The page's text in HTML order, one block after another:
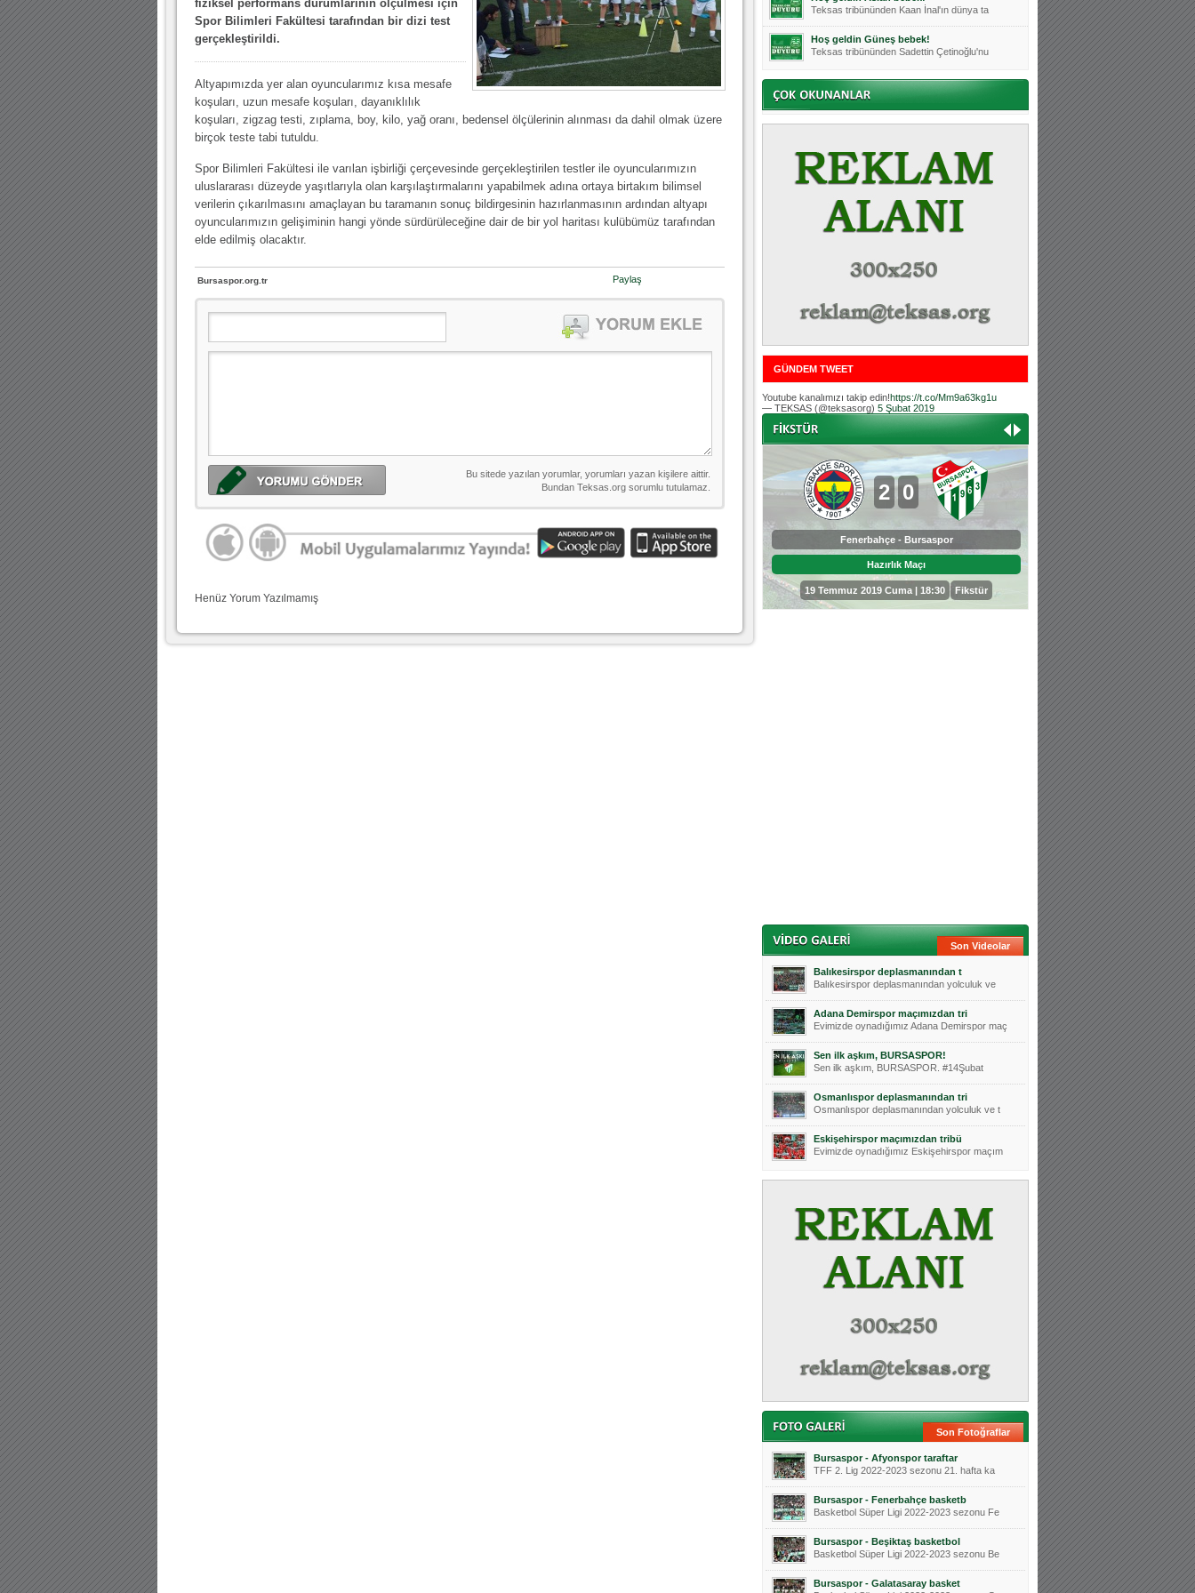
10.04.2023 14:44 |Hoş geldin Göktuğ Bebek!
30.12.2022 18:00 | Hoş geldin Kadir Kağan Bebek!
11.11.2025 14:13 |Hoş geldin Ertuğrul Bebek!
12.10.2025 17:30 |MUTLULUKLAR SİNAN SILACI
16.07.2024 14:32 |Hoş geldin Kerem Bebek!
fiziksel performans durumlarının ölçülmesi için
Spor Bilimleri Fakültesi tarafından bir dizi test
gerçekleştirildi.
Altyapımızda yer alan oyuncularımız kısa mesafe
koşuları, uzun mesafe koşuları, dayanıklılık
koşuları, zigzag testi, zıplama, boy, kilo, yağ oranı, bedensel ölçülerinin alınması da dahil olmak üzere
birçok teste tabi tutuldu.
Spor Bilimleri Fakültesi ile varılan işbirliği çerçevesinde gerçekleştirilen testler ile oyuncularımızın
uluslararası düzeyde yaşıtlarıyla olan karşılaştırmalarını yapabilmek adına ortaya birtakım bilimsel
verilerin çıkarılmasını amaçlayan bu taramanın sonuç bildirgesinin hazırlanmasının ardından altyapı
oyuncularımızın gelişiminin hangi yönde sürdürüleceğine dair de bir yol haritası kulübümüz tarafından
elde edilmiş olacaktır.
Bursaspor.org.tr Paylaş
Henüz Yorum Yazılmamış
Teksas tribününden Kaan İnal'ın dünya ta
Hoş geldin Güneş bebek!
Teksas tribününden Sadettin Çetinoğlu'nu
Mutluluklar Ceyhun Tetik
Teksas tribünlerinin sevilen isimlerinde
Bursasporumuzun önü açılsın is
Hoş geldin Alaz Bebek!
Teksas.org sistem yöneticisi, ekibimizin
Hoş geldin Göktuğ Bebek!
Teksas.org ekibimizden ve tribünlerimizi
Teksas tribünlerinden Basri İleri'nin dü
Hoş geldin Kerem Bebek!
Tribünlerimizden Mesut Ulusoy'un (Duka)
Hoş geldin Aslan bebek!
Teksas tribününden Kaan İnal'ın dünya ta
Hoş geldin Güneş bebek!
Teksas tribününden Sadettin Çetinoğlu'nu
GÜNDEM TWEET
Youtube kanalımızı takip edin!https://t.co/Mm9a63kg1u
— TEKSAS (@teksasorg) 5 Şubat 2019
- -
Bursaspor - Altınordu
2 0
Fenerbahçe - Bursaspor
Hazırlık Maçı
19 Temmuz 2019 Cuma | 18:30 Fikstür
0 3
Bursaspor - Sepahan
Hazırlık Maçı
25 Temmuz 2019 Perşembe |
Son Videolar
Balıkesirspor deplasmanından t
Balıkesirspor deplasmanından yolculuk ve
Adana Demirspor maçımızdan tri
Evimizde oynadığımız Adana Demirspor maç
Sen ilk aşkım, BURSASPOR!
Sen ilk aşkım, BURSASPOR. #14Şubat
Osmanlıspor deplasmanından tri
Osmanlıspor deplasmanından yolculuk ve t
Eskişehirspor maçımızdan tribü
Evimizde oynadığımız Eskişehirspor maçım
Son Fotoğraflar
Bursaspor - Afyonspor taraftar
TFF 2. Lig 2022-2023 sezonu 21. hafta ka
Bursaspor - Fenerbahçe basketb
Basketbol Süper Ligi 2022-2023 sezonu Fe
Bursaspor - Beşiktaş basketbol
Basketbol Süper Ligi 2022-2023 sezonu Be
Bursaspor - Galatasaray basket